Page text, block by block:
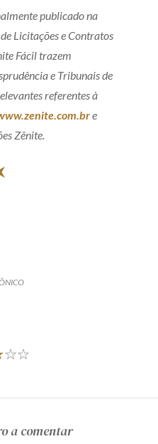
publicado na
Licitações e Contratos
Fácil trazem
e Tribunais de
referentes à
e
Zênite.
a comentar